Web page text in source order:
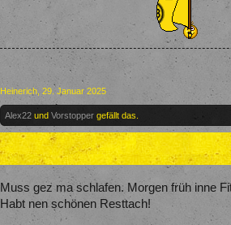
Heinerich 29. Januar 2025
Alex22 undVorstopper gefällt das.
Muss gez ma schlafen. Morgen früh inne
Habt nen schönen Resttach!